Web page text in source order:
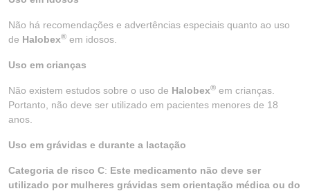
Não há recomendações e advertências especiais quanto ao uso
de Halobex® em idosos.
Uso em crianças
Não existem estudos sobre o uso de Halobex® em crianças.
Portanto, não deve ser utilizado em pacientes menores de 18
anos.
Uso em grávidas e durante a lactação
Categoria de risco C: Este medicamento não deve ser
utilizado por mulheres grávidas sem orientação médica ou do